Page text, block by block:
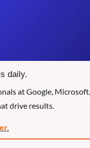
daily.
at Google,
drive results.